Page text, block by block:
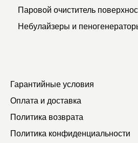
Паровой очиститель
Небулайзеры и
Гарантийные условия
Оплата и доставка
Политика возврата
Политика конфиденциальности